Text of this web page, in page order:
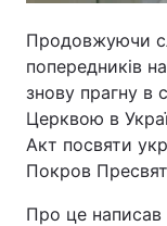
Здоров'я
Екологія
Лонгріди
Продовжуючи
попередників
знову прагну в
Церквою в
Акт посвяти
Покров
Про це написав